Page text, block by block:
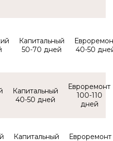
50-70 40-50
40-50 100-110